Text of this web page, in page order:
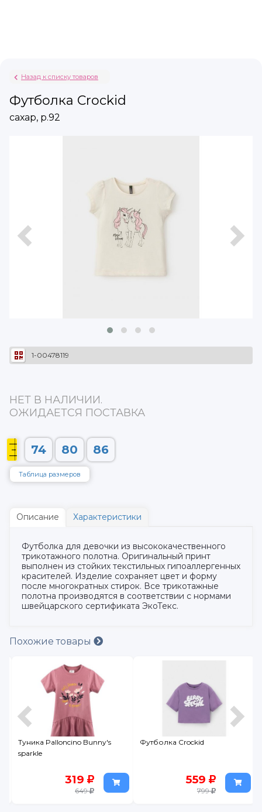
Назад к списку товаров
Футболка Crockid
сахар, р.92
1-00478119
НЕТ В НАЛИЧИИ.
ОЖИДАЕТСЯ ПОСТАВКА
74 80 86
Таблица размеров
Описание Характеристики
Футболка для девочки из высококачественного
трикотажного полотна. Оригинальный принт
выполнен из стойких текстильных гипоаллергенных
красителей. Изделие сохраняет цвет и форму
после многократных стирок. Все трикотажные
полотна производятся в соответствии с нормами
швейцарского сертификата ЭкоТекс.
Похожие товары
Туника Palloncino Bunny's
sparkle
319
649
Футболка Crockid
559
799